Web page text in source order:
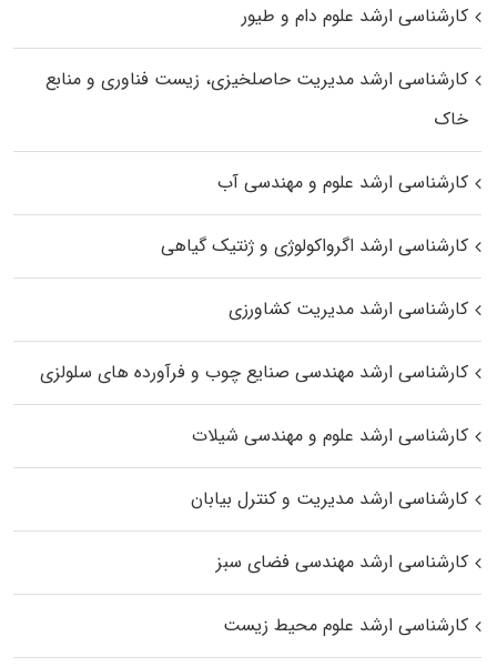
کارشناسی ارشد علوم دام و طیور
کارشناسی ارشد مدیریت حاصلخیزی، زیست فناوری و منابع
خاک
کارشناسی ارشد علوم و مهندسی آب
کارشناسی ارشد اگرواکولوژی و ژنتیک گیاهی
کارشناسی ارشد مدیریت کشاورزی
کارشناسی ارشد مهندسی صنایع چوب و فرآورده‌ های سلولزی
کارشناسی ارشد علوم و مهندسی شیلات
کارشناسی ارشد مدیریت و کنترل بیابان
کارشناسی ارشد مهندسی فضای سبز
کارشناسی ارشد علوم محیط‌ زیست